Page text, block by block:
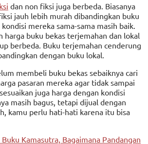
dan non fiksi juga berbeda. Biasanya
jauh lebih murah dibandingkan buku
mereka sama-sama masih baik.
harga buku bekas terjemahan dan lokal
berbeda. Buku terjemahan cenderung
dengan buku lokal.
membeli buku bekas sebaiknya cari
pasaran mereka agar tidak sampai
juga harga dengan kondisi
masih bagus, tetapi dijual dengan
kamu perlu hati-hati karena itu bisa
Kamasutra, Bagaimana Pandangan